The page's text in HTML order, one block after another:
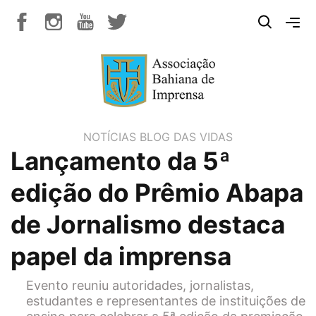
NOTÍCIAS BLOG DAS VIDAS
Lançamento da 5ª
edição do Prêmio Abapa
de Jornalismo destaca
papel da imprensa
Evento reuniu autoridades, jornalistas,
estudantes e representantes de instituições de